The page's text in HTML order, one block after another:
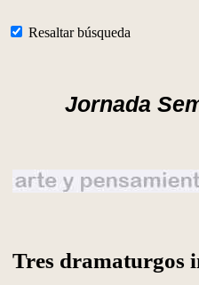
Resaltar búsqueda
Jornada
Tres dramaturgos